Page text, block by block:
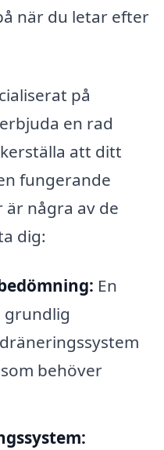
när du letar efter
på
en rad
att ditt
fungerande
några av de
dig:
En
grundlig
behöver